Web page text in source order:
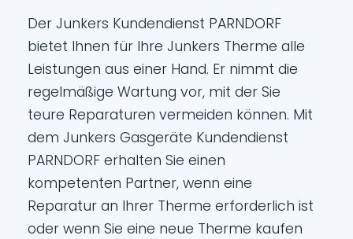
Der Junkers Kundendienst PARNDORF
bietet Ihnen für Ihre Junkers Therme alle
Leistungen aus einer Hand. Er nimmt die
regelmäßige Wartung vor, mit der Sie
teure Reparaturen vermeiden können. Mit
dem Junkers Gasgeräte Kundendienst
PARNDORF erhalten Sie einen
kompetenten Partner, wenn eine
Reparatur an Ihrer Therme erforderlich ist
oder wenn Sie eine neue Therme kaufen